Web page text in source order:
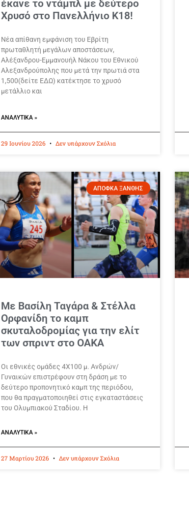
έκανε το ντάμπλ με δεύτερο
Χρυσό στο Πανελλήνιο Κ18!
Νέα απίθανη εμφάνιση του Εβρίτη
πρωταθλητή μεγάλων αποστάσεων,
Αλέξανδρου-Εμμανουήλ Νάκου του Εθνικού
Αλεξανδρούπολης που μετά την πρωτιά στα
1,500(δείτε ΕΔΩ) κατέκτησε το χρυσό
μετάλλιο και
ΑΝΑΛΥΤΙΚΆ »
29 Ιουνίου 2026 Δεν υπάρχουν Σχόλια
ΑΠΟΦΚΑ ΞΑΝΘΗΣ
Με Βασίλη Ταγάρα & Στέλλα
Ορφανίδη το καμπ
σκυταλοδρομίας για την ελίτ
των σπριντ στο ΟΑΚΑ
Οι εθνικές ομάδες 4Χ100 μ. Ανδρών/
Γυναικών επιστρέφουν στη δράση με το
δεύτερο προπονητικό καμπ της περιόδου,
που θα πραγματοποιηθεί στις εγκαταστάσεις
του Ολυμπιακού Σταδίου. Η
ΑΝΑΛΥΤΙΚΆ »
27 Μαρτίου 2026 Δεν υπάρχουν Σχόλια